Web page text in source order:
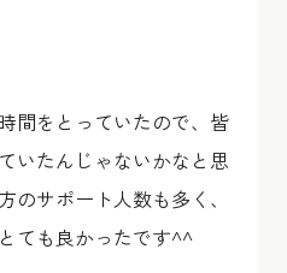
間をとっていたので、皆
いたんじゃないかなと思
のサポート人数も多く、
ても良かったです^^